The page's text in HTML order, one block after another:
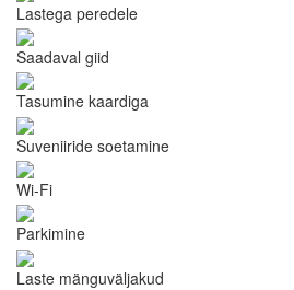
Lastega peredele
Saadaval giid
Tasumine kaardiga
Suveniiride soetamine
Wi-Fi
Parkimine
Laste mänguväljakud